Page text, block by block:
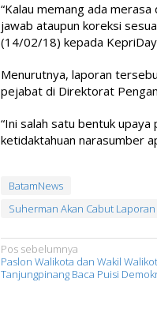
“Kalau memang ada
jawab ataupun koreksi
(14/02/18) kepada
Menurutnya, laporan
pejabat di Direktorat
“Ini salah satu bentuk
ketidaktahuan narasumber
BatamNews
Suherman Akan Cabut
N
a
Pos sebelumnya
Paslon Walikota dan Wakil
Tanjungpinang Baca Puisi